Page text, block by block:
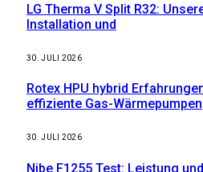
LG Therma V Split R32:
Installation und
30. JULI 2026
Rotex HPU hybrid
effiziente Gas-Wärmepumpen
30. JULI 2026
Nibe F1255 Test: Leistung